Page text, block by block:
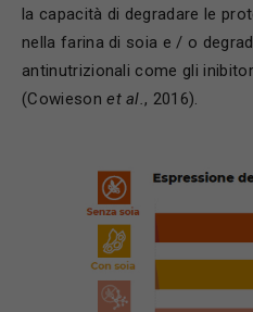
la capacità di degradare le
nella farina di soia e / o
antinutrizionali come gli
(Cowiesonet al., 2016).